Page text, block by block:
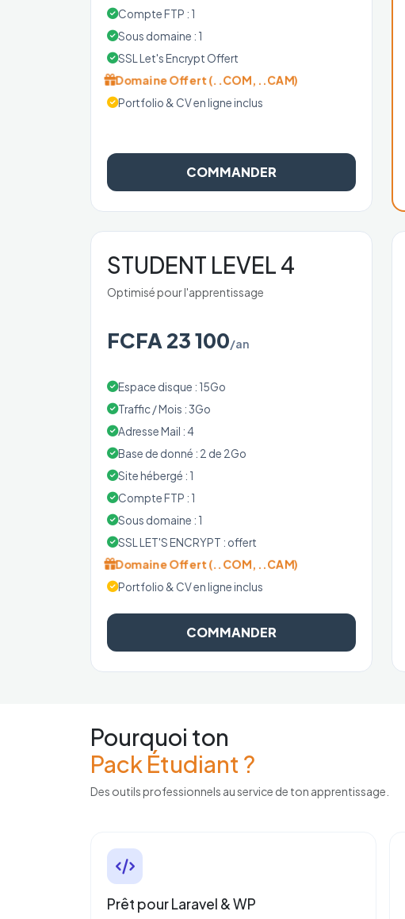
Compte FTP : 1
Sous domaine : 1
SSL Let's Encrypt Offert
Domaine Offert (..COM, ..CAM)
Portfolio & CV en ligne inclus
COMMANDER
STUDENT LEVEL 4
Optimisé pour l'apprentissage
FCFA 23 100/an
Espace disque : 15Go
Traffic / Mois : 3Go
Adresse Mail : 4
Base de donné : 2 de 2Go
Site hébergé : 1
Compte FTP : 1
Sous domaine : 1
SSL LET'S ENCRYPT : offert
Domaine Offert (..COM, ..CAM)
Portfolio & CV en ligne inclus
COMMANDER
Pourquoi ton
Pack Étudiant ?
Des outils professionnels au service de ton apprentissage.
Prêt pour Laravel & WP